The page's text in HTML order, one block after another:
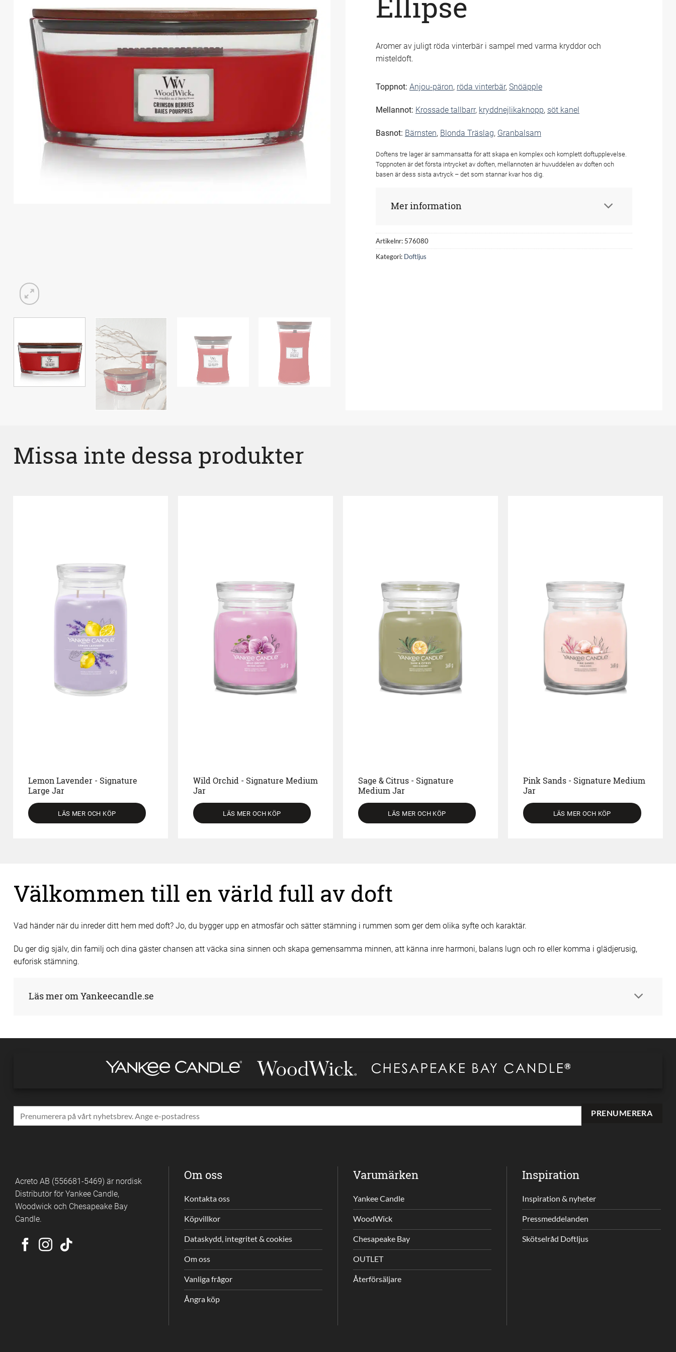
Aromer av juligt röda vinterbär i sampel med varma kryddor och
misteldoft.
Toppnot: Anjou-päron, röda vinterbär, Snöäpple
Mellannot: Krossade tallbarr, kryddnejlikaknopp, söt kanel
Basnot: Bärnsten, Blonda Träslag, Granbalsam
Doftens tre lager är sammansatta för att skapa en komplex och komplett doftupplevelse.
Toppnoten är det första intrycket av doften, mellannoten är huvuddelen av doften och
basen är dess sista avtryck – det som stannar kvar hos dig.
Mer information
Artikelnr: 576080
Kategori: Doftljus
Missa inte dessa produkter
Lemon Lavender - Signature
Large Jar
LÄS MER OCH KÖP
Wild Orchid - Signature Medium
Jar
LÄS MER OCH KÖP
Sage & Citrus - Signature
Medium Jar
LÄS MER OCH KÖP
Pink Sands - Signature Medium
Jar
LÄS MER OCH KÖP
Välkommen till en värld full av doft
Vad händer när du inreder ditt hem med doft? Jo, du bygger upp en atmosfär och sätter stämning i rummen som ger dem olika syfte och karaktär.
Du ger dig själv, din familj och dina gäster chansen att väcka sina sinnen och skapa gemensamma minnen, att känna inre harmoni, balans lugn och ro eller komma i glädjerusig,
euforisk stämning.
Läs mer om Yankeecandle.se
Acreto AB (556681-5469) är nordisk
Distributör för Yankee Candle,
Woodwick och Chesapeake Bay
Candle.
Om oss
Kontakta oss
Köpvillkor
Dataskydd, integritet & cookies
Om oss
Vanliga frågor
Ångra köp
Varumärken
Yankee Candle
WoodWick
Chesapeake Bay
OUTLET
Återförsäljare
Inspiration
Inspiration & nyheter
Pressmeddelanden
Skötselråd Doftljus